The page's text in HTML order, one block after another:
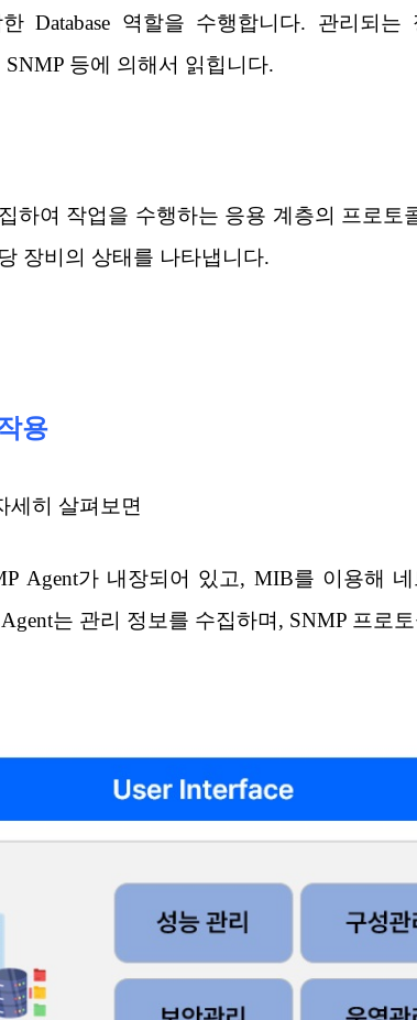
Database 역할을 수행합니다. 관리되
등에 의해서 읽힙니다.
하여 작업을 수행하는 응용 계층의 프로토
장비의 상태를 나타냅니다.
용
세히 살펴보면
Agent가 내장되어 있고, MIB를 이용해
는 관리 정보를 수집하며, SNMP 프로